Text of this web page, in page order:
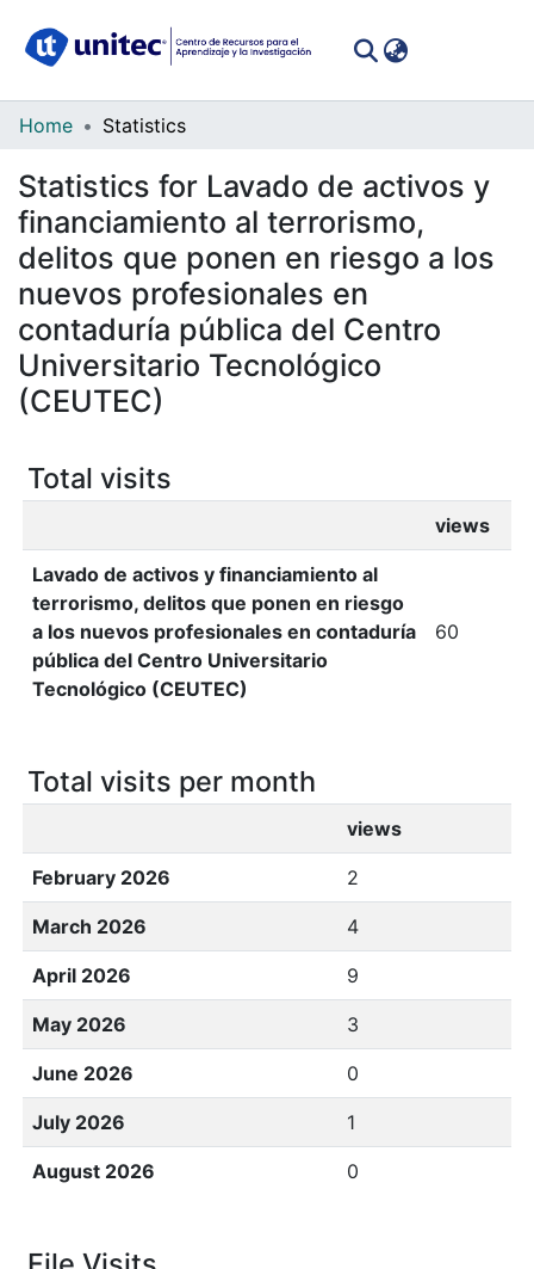
Communities
Collections
All of DSpace
Home Statistics
Statistics for Lavado de activos y
financiamiento al terrorismo,
delitos que ponen en riesgo a los
nuevos profesionales en
contaduría pública del Centro
Universitario Tecnológico
(CEUTEC)
Total visits
views
Lavado de activos y financiamiento al
terrorismo, delitos que ponen en riesgo
a los nuevos profesionales en contaduría
pública del Centro Universitario
Tecnológico (CEUTEC)
60
Total visits per month
views
February 2026 2
March 2026 4
April 2026 9
May 2026 3
June 2026 0
July 2026 1
August 2026 0